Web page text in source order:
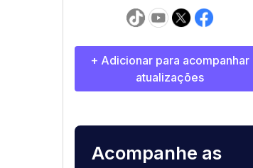
+ Adicionar para acompanhar
atualizações
Acompanhe as